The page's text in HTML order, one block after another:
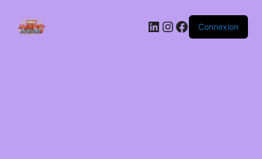
LinkedIn
Instagram
Facebook
Connexion